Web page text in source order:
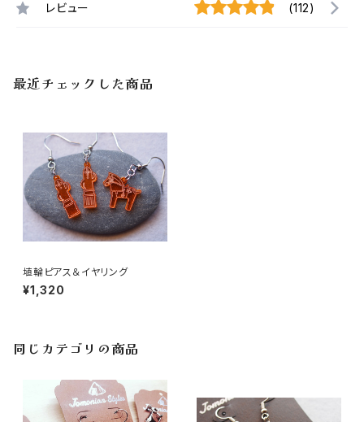
レビュー (112)
最近チェックした商品
埴輪ピアス＆イヤリング
¥1,320
同じカテゴリの商品